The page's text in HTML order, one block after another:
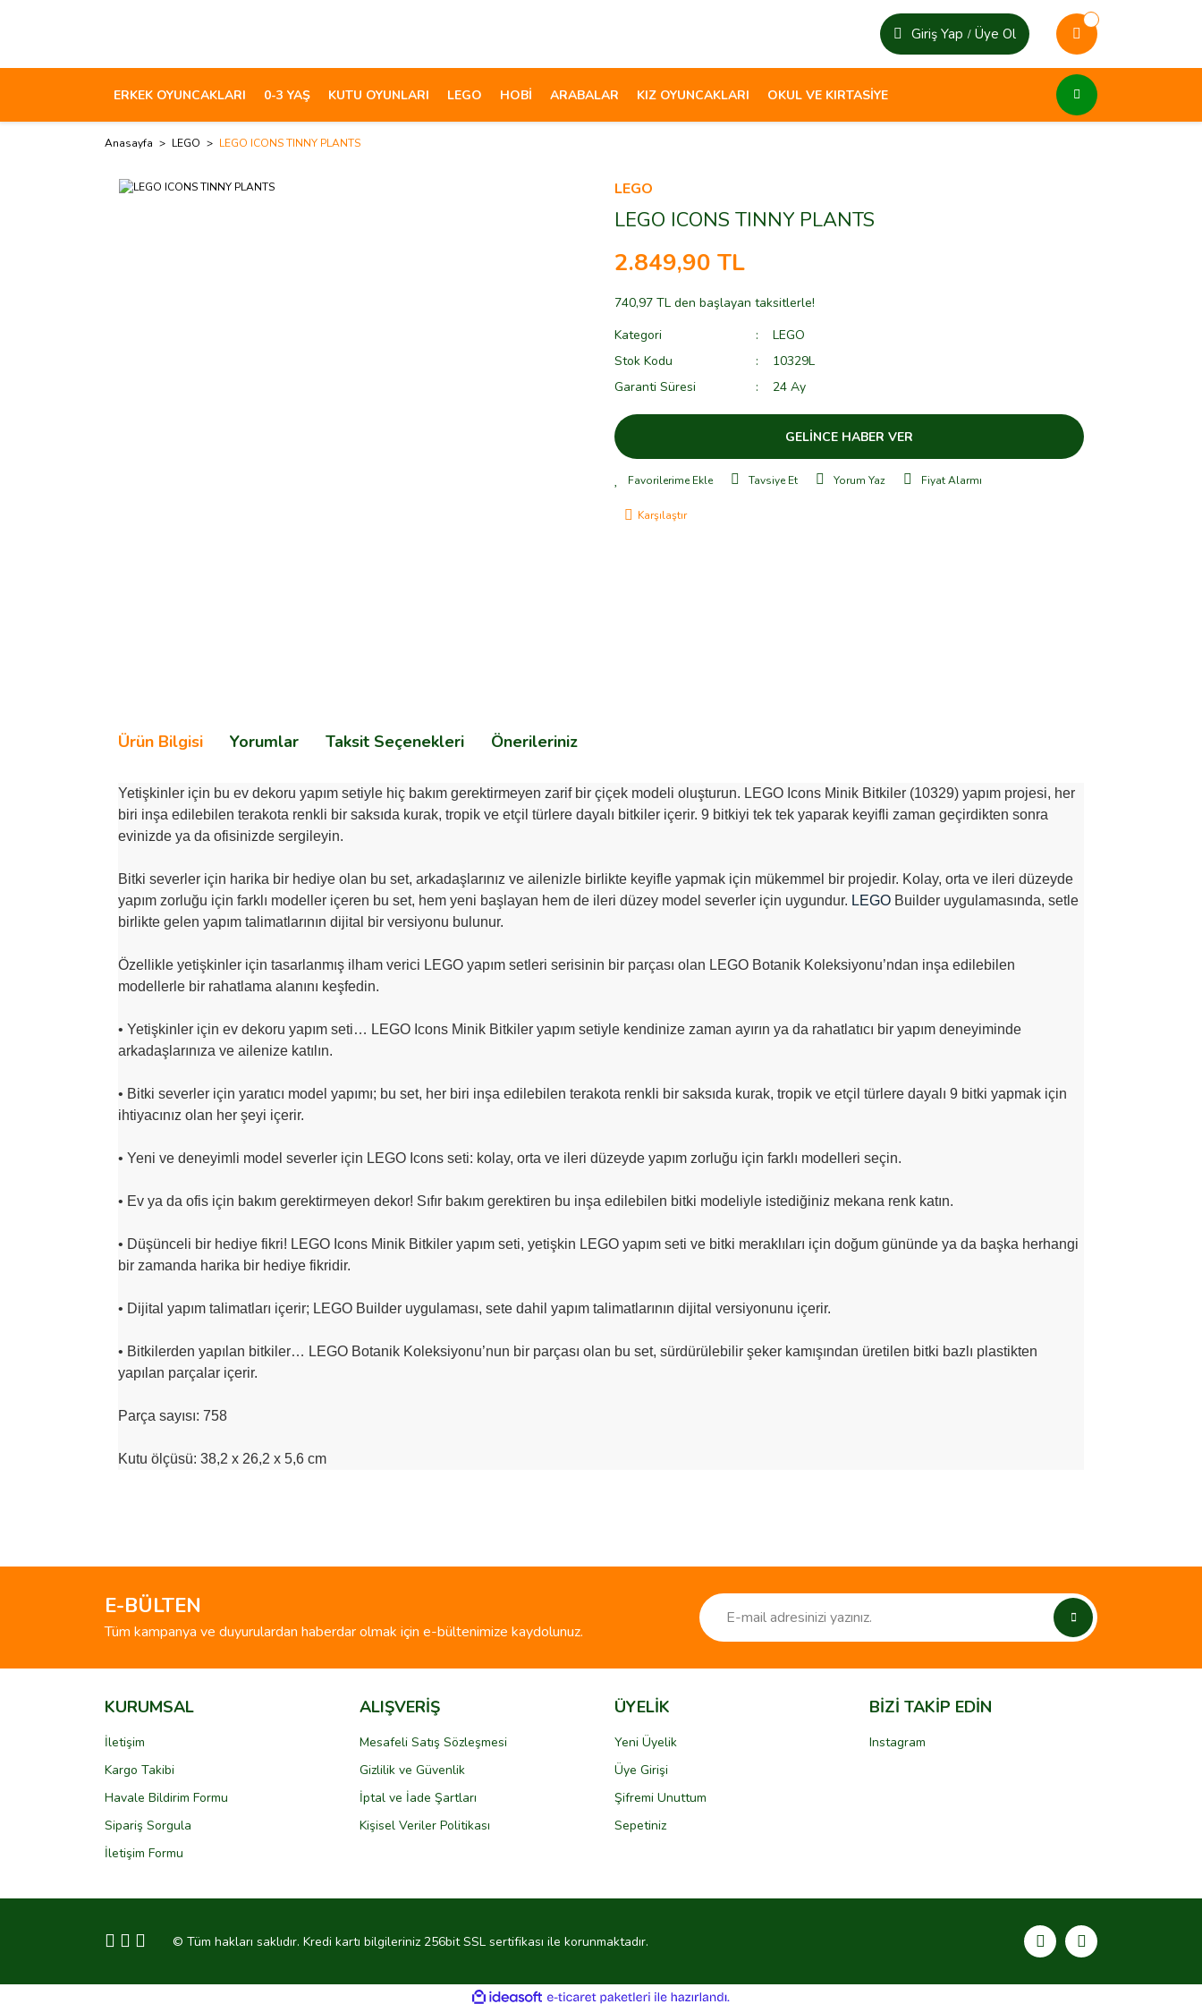
Giriş Yap / Üye Ol
ERKEK OYUNCAKLARI 0-3 YAŞ KUTU OYUNLARI LEGO HOBİ ARABALAR KIZ OYUNCAKLARI OKUL VE KIRTASİYE
Anasayfa LEGO LEGO ICONS TINNY PLANTS
LEGO
LEGO ICONS TINNY PLANTS
2.849,90 TL
740,97 TL den başlayan taksitlerle!
Kategori
LEGO
Stok Kodu
10329L
Garanti Süresi
24 Ay
GELİNCE HABER VER
Tavsiye Et Yorum Yaz Fiyat Alarmı
Karşılaştır
Ürün Bilgisi Yorumlar Taksit Seçenekleri Önerileriniz
Yetişkinler için bu ev dekoru yapım setiyle hiç bakım gerektirmeyen zarif bir çiçek modeli oluşturun. LEGO Icons Minik Bitkiler (10329) yapım projesi, her
biri inşa edilebilen terakota renkli bir saksıda kurak, tropik ve etçil türlere dayalı bitkiler içerir. 9 bitkiyi tek tek yaparak keyifli zaman geçirdikten sonra
evinizde ya da ofisinizde sergileyin.
Bitki severler için harika bir hediye olan bu set, arkadaşlarınız ve ailenizle birlikte keyifle yapmak için mükemmel bir projedir. Kolay, orta ve ileri düzeyde
yapım zorluğu için farklı modeller içeren bu set, hem yeni başlayan hem de ileri düzey model severler için uygundur. LEGO Builder uygulamasında, setle
birlikte gelen yapım talimatlarının dijital bir versiyonu bulunur.
Özellikle yetişkinler için tasarlanmış ilham verici LEGO yapım setleri serisinin bir parçası olan LEGO Botanik Koleksiyonu’ndan inşa edilebilen
modellerle bir rahatlama alanını keşfedin.
• Yetişkinler için ev dekoru yapım seti… LEGO Icons Minik Bitkiler yapım setiyle kendinize zaman ayırın ya da rahatlatıcı bir yapım deneyiminde
arkadaşlarınıza ve ailenize katılın.
• Bitki severler için yaratıcı model yapımı; bu set, her biri inşa edilebilen terakota renkli bir saksıda kurak, tropik ve etçil türlere dayalı 9 bitki yapmak için
ihtiyacınız olan her şeyi içerir.
• Yeni ve deneyimli model severler için LEGO Icons seti: kolay, orta ve ileri düzeyde yapım zorluğu için farklı modelleri seçin.
• Ev ya da ofis için bakım gerektirmeyen dekor! Sıfır bakım gerektiren bu inşa edilebilen bitki modeliyle istediğiniz mekana renk katın.
• Düşünceli bir hediye fikri! LEGO Icons Minik Bitkiler yapım seti, yetişkin LEGO yapım seti ve bitki meraklıları için doğum gününde ya da başka herhangi
bir zamanda harika bir hediye fikridir.
• Dijital yapım talimatları içerir; LEGO Builder uygulaması, sete dahil yapım talimatlarının dijital versiyonunu içerir.
• Bitkilerden yapılan bitkiler… LEGO Botanik Koleksiyonu’nun bir parçası olan bu set, sürdürülebilir şeker kamışından üretilen bitki bazlı plastikten
yapılan parçalar içerir.
Parça sayısı: 758
Kutu ölçüsü: 38,2 x 26,2 x 5,6 cm
Ürün resmi kalitesiz, bozuk veya görüntülenemiyor.
Bu ürüne benzer farklı alternatifler olmalı.
E-BÜLTEN
Tüm kampanya ve duyurulardan haberdar olmak için e-bültenimize kaydolunuz.
KURUMSAL
İletişim
Kargo Takibi
Havale Bildirim Formu
Sipariş Sorgula
İletişim Formu
ALIŞVERİŞ
Mesafeli Satış Sözleşmesi
Gizlilik ve Güvenlik
İptal ve İade Şartları
Kişisel Veriler Politikası
ÜYELİK
Yeni Üyelik
Üye Girişi
Şifremi Unuttum
Sepetiniz
BİZİ TAKİP EDİN
Instagram
© Tüm hakları saklıdır. Kredi kartı bilgileriniz 256bit SSL sertifikası ile korunmaktadır.
ideasoft e-